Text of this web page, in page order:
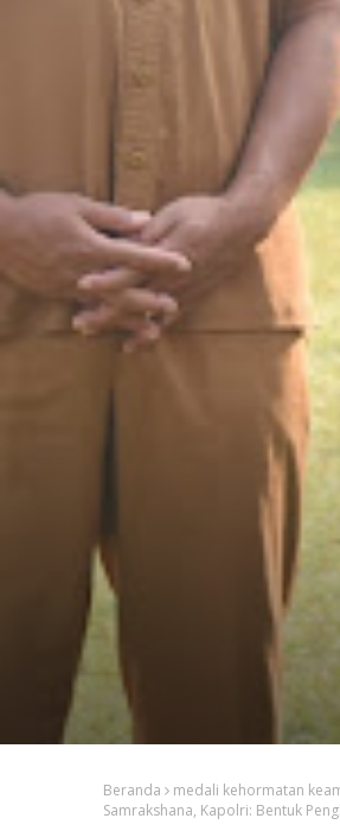
KAI
Beranda medali kehormatan
Samrakshana, Kapolri: Bentuk